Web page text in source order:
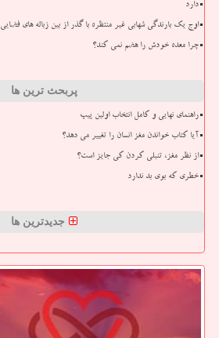
دارد
اوج یک بارندگی شهابی غیر منتظره با گذر از بین زباله های فضایی
چرا معده خودش را هضم نمی کند؟
پربحث ترین ها
راهنمای نهایی و کامل انتخاب اولین پیپ
آیا کتاب خواندن مغز انسان را تغییر می دهد؟
از نظر مغز، تنبلی کردن کی جایز است؟
خطری که بوی بد ندارد
جدیدترین ها